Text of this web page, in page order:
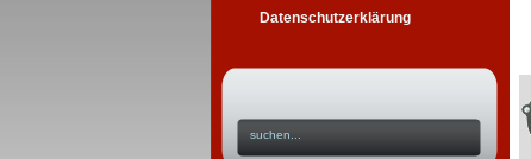
Datenschutzerklärung